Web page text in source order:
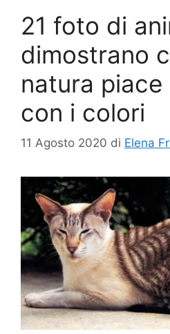
21 foto di
dimostrano
natura piace
con i colori
11 Agosto 2020 di Elena